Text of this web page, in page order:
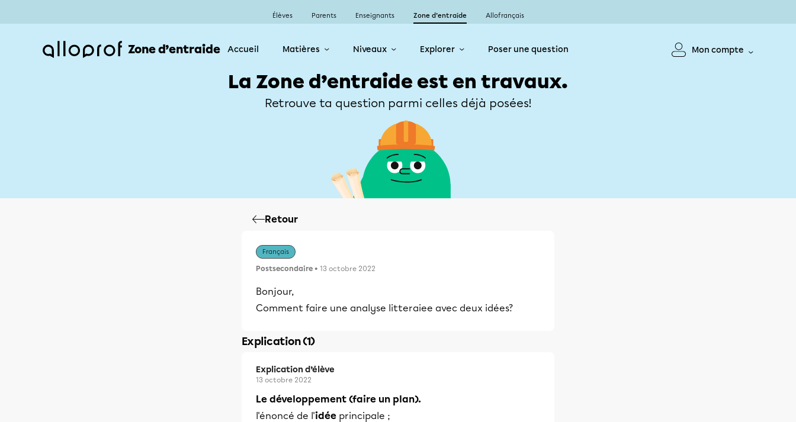
Élèves Parents Enseignants Zone d’entraide Allofrançais
Zone d’entraide Accueil Matières Niveaux Explorer Poser une question Mon compte
La Zone d’entraide est en travaux.
Retrouve ta question parmi celles déjà posées!
Retour
Français
Postsecondaire • 13 octobre 2022
Bonjour,
Comment faire une analyse litteraiee avec deux idées?
Explication (1)
Explication d’élève
13 octobre 2022
Le développement (faire un plan).
l'énoncé de l'idée principale ;